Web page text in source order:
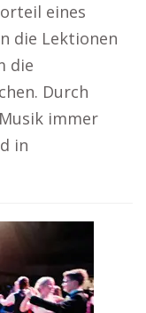
eines
die Lektionen
die
Durch
immer
in